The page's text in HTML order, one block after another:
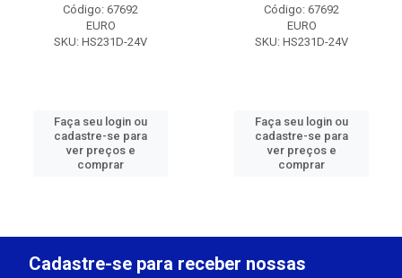
Código: 67692
EURO
SKU: HS231D-24V
Faça seu login ou
cadastre-se para
ver preços e
comprar
Código: 67692
EURO
SKU: HS231D-24V
Faça seu login ou
cadastre-se para
ver preços e
comprar
Cadastre-se para receber nossas